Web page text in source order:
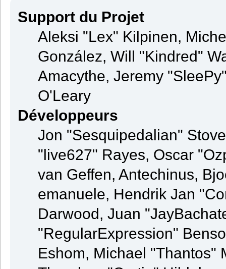
Support du Projet
Aleksi "Lex" Kilpinen,
González, Will "Kindred"
Amacythe, Jeremy
O'Leary
Développeurs
Jon "Sesquipedalian"
"live627" Rayes, Oscar
van Geffen, Antechinus,
emanuele, Hendrik Jan
Darwood, Juan
"RegularExpression"
Eshom, Michael "Thantos"